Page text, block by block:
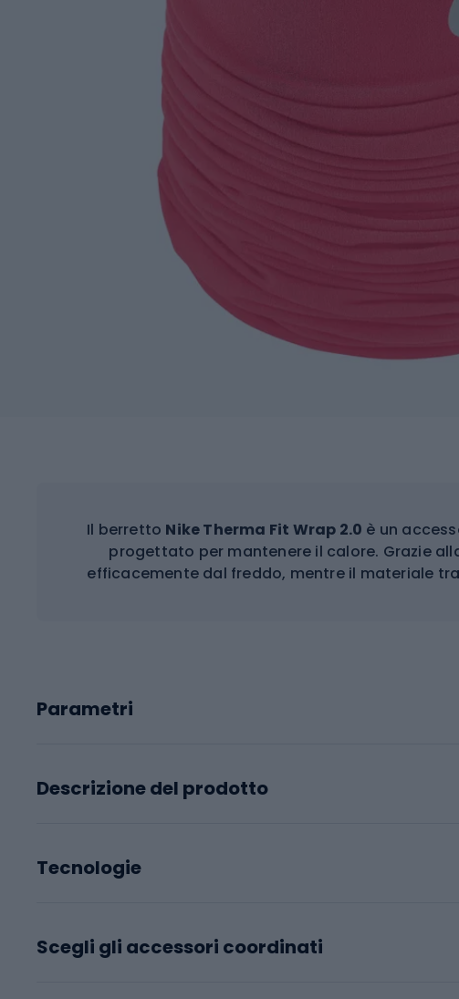
Il berretto Nike Therma Fit Wrap 2.0 è un
progettato per mantenere il calore. Grazie
efficacemente dal freddo, mentre il materiale
Parametri
Descrizione del prodotto
Tecnologie
Scegli gli accessori coordinati